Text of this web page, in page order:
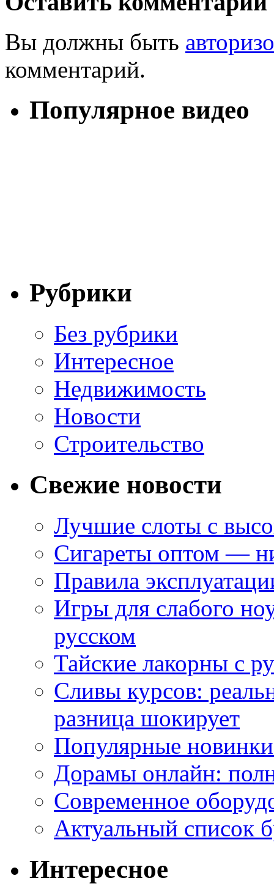
Вы должны быть
комментарий.
Популярное видео
Рубрики
Без рубрики
Интересное
Недвижимость
Новости
Строительство
Свежие новости
Лучшие слоты с
Сигареты оптом —
Правила
Игры для слабого
русском
Тайские лакорны с
Сливы курсов:
разница шокирует
Популярные
Дорамы онлайн:
Современное
Актуальный список
Интересное